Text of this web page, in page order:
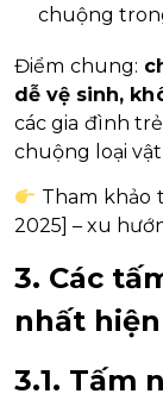
chuộng
Điểm chung:
dễ vệ sinh,
các gia đình
chuộng loại vật
Tham khảo
2025] – xu
3. Các
nhất
3.1. Tấm